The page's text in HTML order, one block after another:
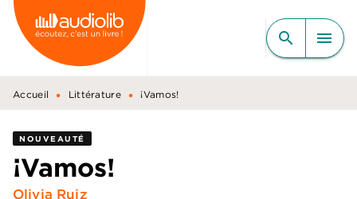
MENU RECHERCHE
CONTENU
PIED DE PAGE
search menu
Accueil • Littérature • ¡Vamos!
NOUVEAUTÉ
¡Vamos!
Olivia Ruiz